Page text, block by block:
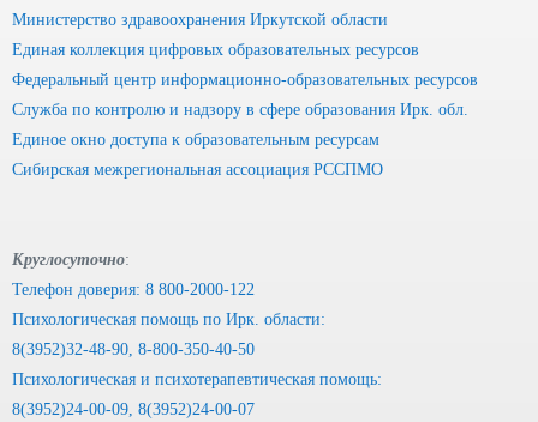
Министерство здравоохранения Иркутской области
Единая коллекция цифровых образовательных ресурсов
Федеральный центр информационно-образовательных ресурсов
Служба по контролю и надзору в сфере образования Ирк. обл.
Единое окно доступа к образовательным ресурсам
Сибирская межрегиональная ассоциация РССПМО
Круглосуточно:
Телефон доверия: 8 800-2000-122
Психологическая помощь по Ирк. области:
8(3952)32-48-90, 8-800-350-40-50
Психологическая и психотерапевтическая помощь:
8(3952)24-00-09, 8(3952)24-00-07